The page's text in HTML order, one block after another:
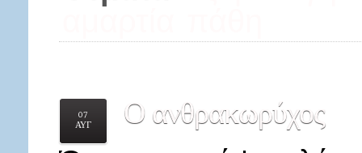
07
ΑΥΓ
Ο ανθρακωρύχος